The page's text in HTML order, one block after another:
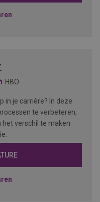
HBO
in je carrière? In deze
te verbeteren,
verschil te maken